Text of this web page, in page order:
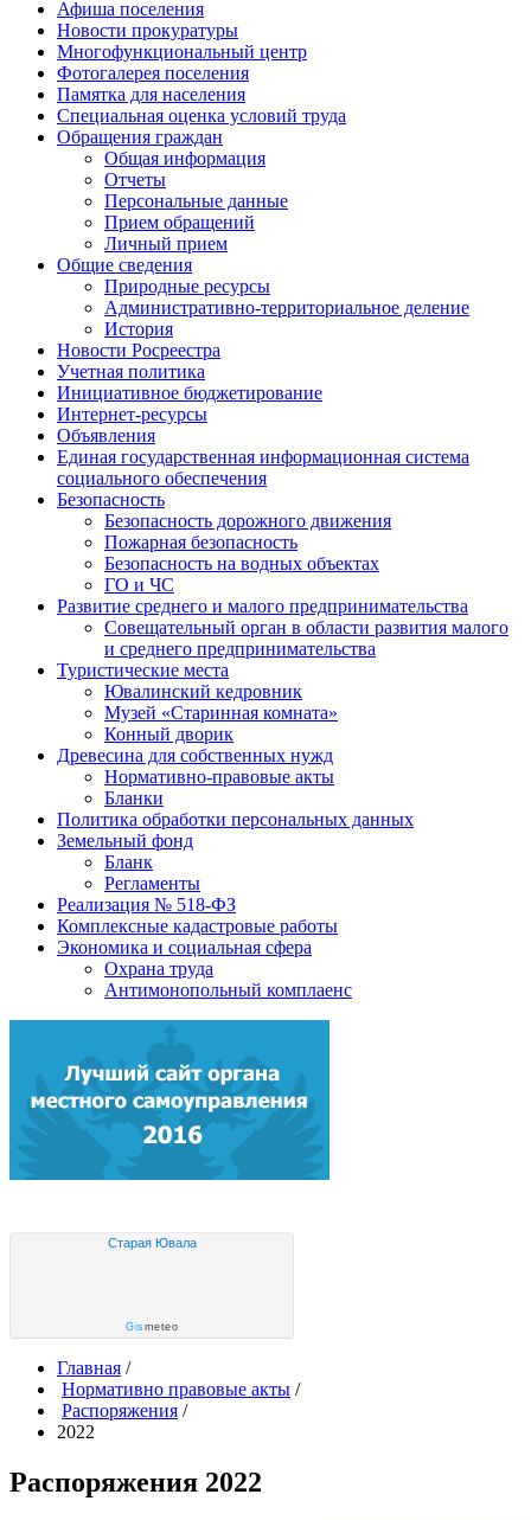
Афиша поселения
Новости прокуратуры
Многофункциональный центр
Фотогалерея поселения
Памятка для населения
Специальная оценка условий труда
Обращения граждан
Общая информация
Отчеты
Персональные данные
Прием обращений
Личный прием
Общие сведения
Природные ресурсы
Административно-территориальное деление
История
Новости Росреестра
Учетная политика
Инициативное бюджетирование
Интернет-ресурсы
Объявления
Единая государственная информационная система
социального обеспечения
Безопасность
Безопасность дорожного движения
Пожарная безопасность
Безопасность на водных объектах
ГО и ЧС
Развитие среднего и малого предпринимательства
Совещательный орган в области развития малого
и среднего предпринимательства
Туристические места
Ювалинский кедровник
Музей «Старинная комната»
Конный дворик
Древесина для собственных нужд
Нормативно-правовые акты
Бланки
Политика обработки персональных данных
Земельный фонд
Бланк
Регламенты
Реализация № 518-ФЗ
Комплексные кадастровые работы
Экономика и социальная сфера
Охрана труда
Антимонопольный комплаенс
Старая Ювала
Gismeteo
Главная /
Нормативно правовые акты /
Распоряжения /
2022
Распоряжения 2022